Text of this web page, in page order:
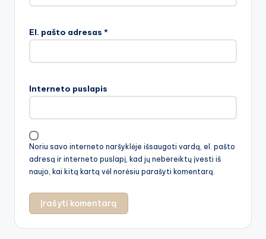
El. pašto adresas *
Interneto puslapis
Noriu savo interneto naršyklėje išsaugoti vardą, el. pašto
adresą ir interneto puslapį, kad jų nebereiktų įvesti iš
naujo, kai kitą kartą vėl norėsiu parašyti komentarą.